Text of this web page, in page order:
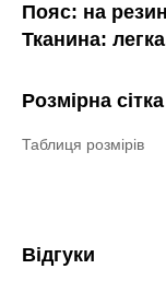
Пояс: на
Тканина:
Розмірна сітка
Таблиця розмірів
Відгуки